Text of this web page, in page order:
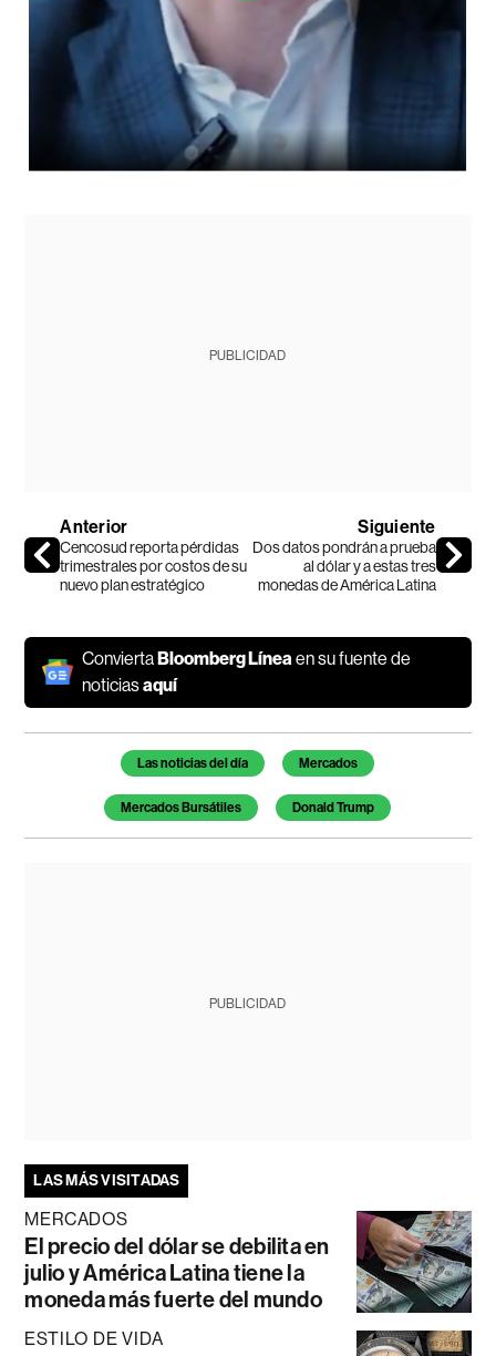
PUBLICIDAD
Anterior
Cencosud reporta pérdidas
trimestrales por costos de su
nuevo plan estratégico
Siguiente
Dos datos pondrán a prueba
al dólar y a estas tres
monedas de América Latina
ConviertaBloomberg Línea en su fuente de
noticiasaquí
Temas de este artículo
Las noticias del día Mercados
Mercados Bursátiles Donald Trump
PUBLICIDAD
LAS MÁS VISITADAS
MERCADOS
El precio del dólar se debilita en
julio y América Latina tiene la
moneda más fuerte del mundo
ESTILO DE VIDA